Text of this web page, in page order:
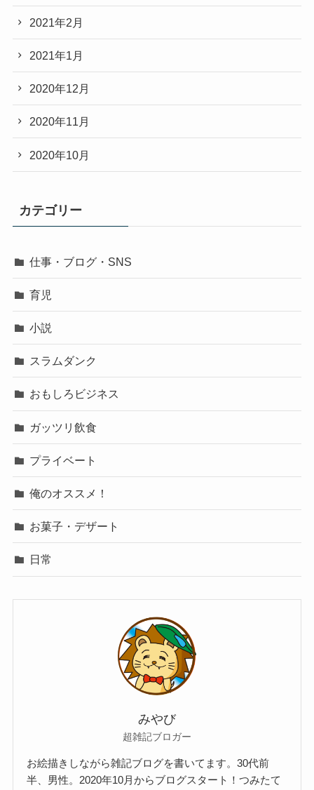
2021年2月
2021年1月
2020年12月
2020年11月
2020年10月
カテゴリー
仕事・ブログ・SNS
育児
小説
スラムダンク
おもしろビジネス
ガッツリ飲食
プライベート
俺のオススメ！
お菓子・デザート
日常
みやび
超雑記ブロガー
お絵描きしながら雑記ブログを書いてます。30代前
半、男性。2020年10月からブログスタート！つみたて